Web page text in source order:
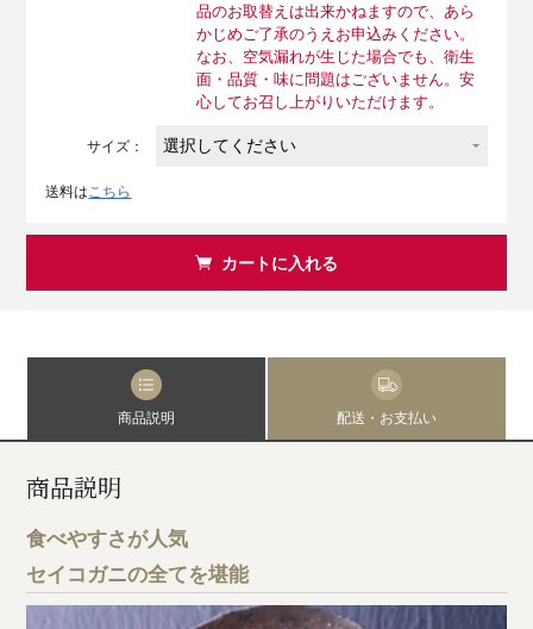
品のお取替えは出来かねますので、あら
かじめご了承のうえお申込みください。
なお、空気漏れが生じた場合でも、衛生
面・品質・味に問題はございません。安
心してお召し上がりいただけます。
サイズ：
送料はこちら
カートに入れる
商品説明 配送・お支払い
商品説明
食べやすさが人気
セイコガニの全てを堪能